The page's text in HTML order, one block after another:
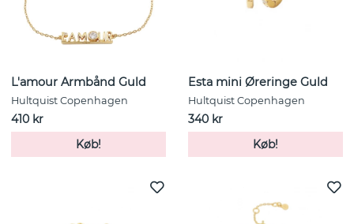
L'amour Armbånd Guld
Hultquist Copenhagen
410 kr
Køb!
Esta mini Øreringe Guld
Hultquist Copenhagen
340 kr
Køb!